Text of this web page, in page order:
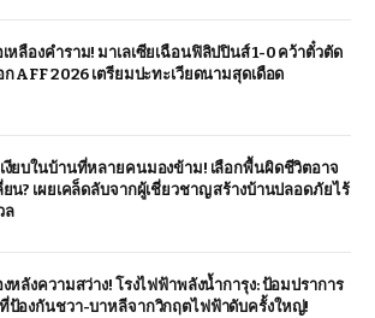
เหลืองคำราม! มาเลเซียเฉือนฟิลิปปินส์ 1-0 คว้าตั๋วตัด
ก AFF 2026 เตรียมปะทะเวียดนามสุดเดือด
งียบในบ้านที่หลายคนมองข้าม! เลือกพื้นผิดชีวิตอาจ
ยน? เผยเคล็ดลับจากผู้เชี่ยวชาญ สร้างบ้านปลอดภัยไร้
ล
งหลังความสว่าง! โรงไฟฟ้าพลังน้ำการุง: ป้อมปราการ
ป้องกันชวา-บาหลีจากวิกฤตไฟฟ้าดับครั้งใหญ่!